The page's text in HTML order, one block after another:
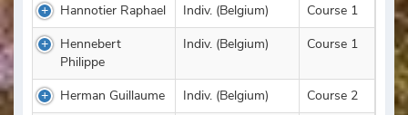
Hannotier Raphael
Indiv. (Belgium)
Course 1
Hennebert
Philippe
Indiv. (Belgium) Course 1
Herman Guillaume Indiv. (Belgium)
Course 2